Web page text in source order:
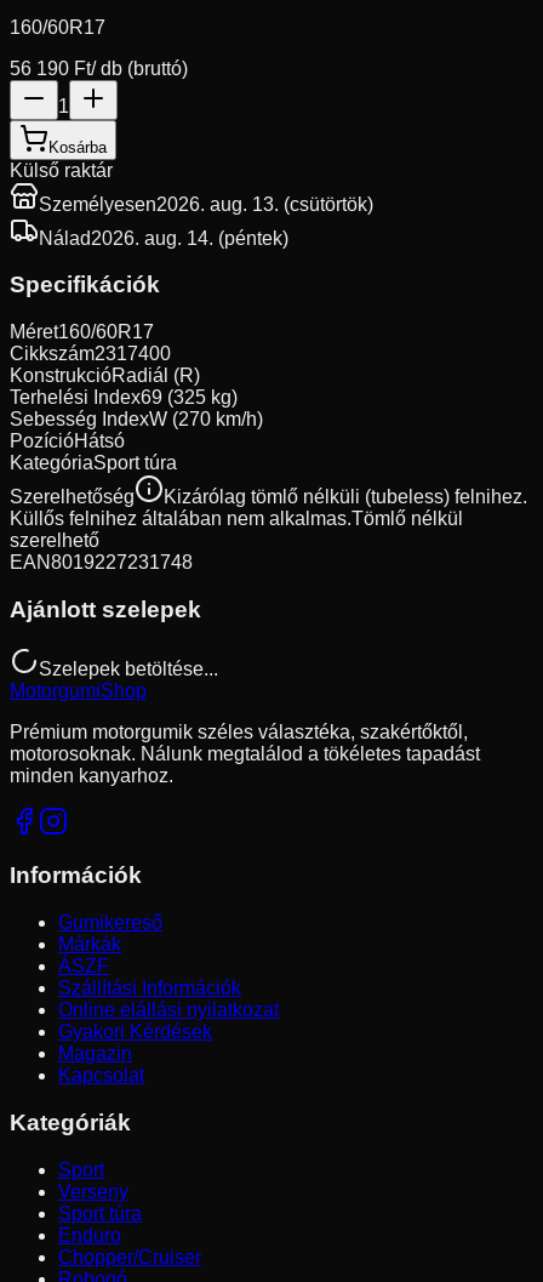
160/60R17
56 190 Ft/ db (bruttó)
1
Kosárba
Külső raktár
Személyesen2026. aug. 13. (csütörtök)
Nálad2026. aug. 14. (péntek)
Specifikációk
Méret160/60R17
Cikkszám2317400
KonstrukcióRadiál (R)
Terhelési Index69 (325 kg)
Sebesség IndexW (270 km/h)
PozícióHátsó
KategóriaSport túra
Szerelhetőség
Kizárólag tömlő nélküli (tubeless) felnihez.
Küllős felnihez általában nem alkalmas.Tömlő nélkül
szerelhető
EAN8019227231748
Ajánlott szelepek
Szelepek betöltése...
MotorgumiShop
Prémium motorgumik széles választéka, szakértőktől,
motorosoknak. Nálunk megtalálod a tökéletes tapadást
minden kanyarhoz.
Információk
Gumikereső
Márkák
ÁSZF
Szállítási Információk
Online elállási nyilatkozat
Gyakori Kérdések
Magazin
Kapcsolat
Kategóriák
Sport
Verseny
Sport túra
Enduro
Chopper/Cruiser